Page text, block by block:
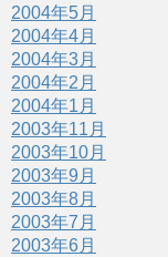
2004年5月
2004年4月
2004年3月
2004年2月
2004年1月
2003年11月
2003年10月
2003年9月
2003年8月
2003年7月
2003年6月